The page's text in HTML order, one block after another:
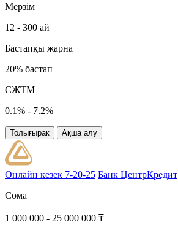
Мерзім
12 - 300 ай
Бастапқы жарна
20% бастап
СЖТМ
0.1% - 7.2%
Толығырак Ақша алу
Онлайн кезек 7-20-25 Банк ЦентрКредит
Сома
1 000 000 - 25 000 000 ₸